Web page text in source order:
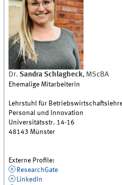
Dr. Sandra Schlagheck, MScBA
Ehemalige Mitarbeiterin
Lehrstuhl für
Personal und Innovation
Universitätsstr. 14-16
48143 Münster
Externe Profile:
ResearchGate
LinkedIn